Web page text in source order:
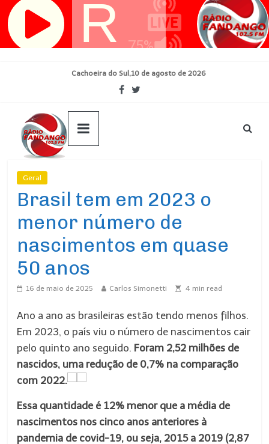
Pular
para
Cachoeira do Sul,10 de agosto de 2026
Geral
Brasil tem em 2023 o
menor número de
nascimentos em quase
50 anos
16 de maio de 2025 Carlos Simonetti 4 min read
Ano a ano as brasileiras estão tendo menos filhos.
Em 2023, o país viu o número de nascimentos cair
pelo quinto ano seguido. Foram 2,52 milhões de
nascidos, uma redução de 0,7% na comparação
com 2022.
Essa quantidade é 12% menor que a média de
nascimentos nos cinco anos anteriores à
pandemia de covid-19, ou seja, 2015 a 2019 (2,87